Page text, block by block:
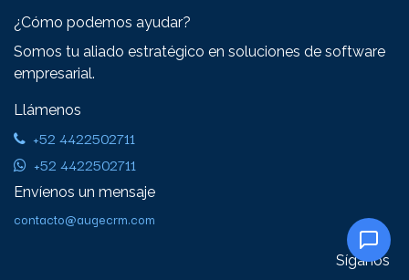
¿Cómo podemos ayudar?
Somos tu aliado estratégico en soluciones de software
empresarial.
Llámenos
+52 4422502711
+52 4422502711
Envíenos un mensaje
contacto@augecrm.com
Síganos